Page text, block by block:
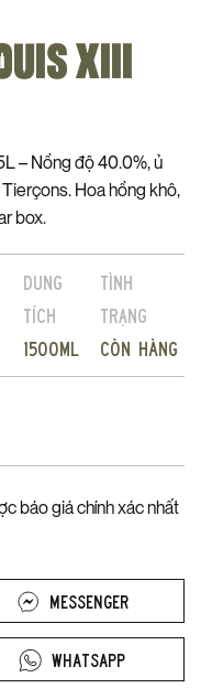
XIII
– Nồng độ 40.0%, ủ
Hoa hồng khô,
box.
Dung
tích
1500ml
Tình
trạng
Còn hàng
báo giá chính xác nhất
Messenger
Whatsapp